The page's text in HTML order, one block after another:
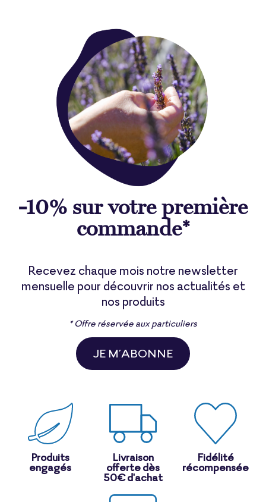
-10% sur votre première
commande*
Recevez chaque mois notre newsletter
mensuelle pour découvrir nos actualités et
nos produits
* Offre réservée aux particuliers
JE M’ABONNE
Produits
engagés
Livraison
offerte dès
50€ d'achat
Fidélité
récompensée